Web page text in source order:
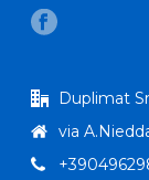
Duplimat
via